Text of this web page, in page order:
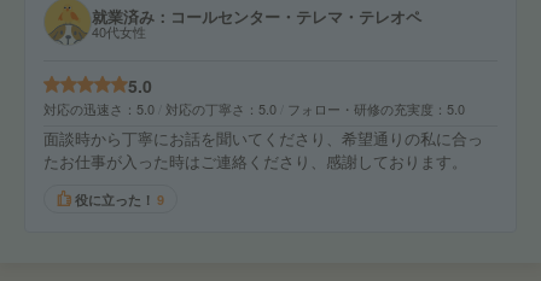
就業済み：コールセンター・テレマ・テレオペ
40代女性
5.0
対応の迅速さ 5.0 対応の丁寧さ 5.0 フォロー・研修の充実度 5.0
面談時から丁寧にお話を聞いてくださり、希望通りの私に合っ
たお仕事が入った時はご連絡くださり、感謝しております。
役に立った！ 9